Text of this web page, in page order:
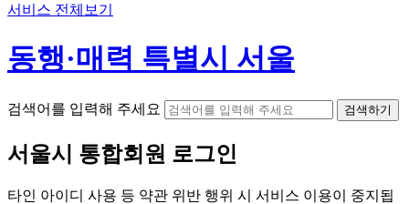
서비스 전체보기
동행·매력 특별시 서울
검색어를 입력해 주세요 검색하기
서울시 통합회원 로그인
타인 아이디 사용 등 약관 위반 행위 시 서비스 이용이 중지됩